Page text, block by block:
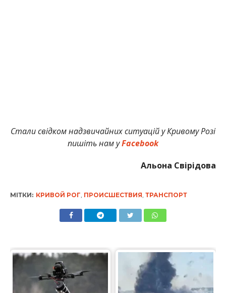
Стали свідком надзвичайних ситуацій у Кривому Розі
пишіть нам уFacebook
Альона Свірідова
МІТКИ: КРИВОЙ РОГ, ПРОИСШЕСТВИЯ, ТРАНСПОРТ